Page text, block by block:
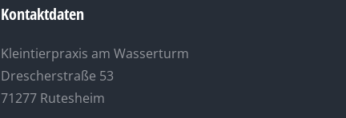
Kontaktdaten
Kleintierpraxis am Wasserturm
Drescherstraße 53
71277 Rutesheim